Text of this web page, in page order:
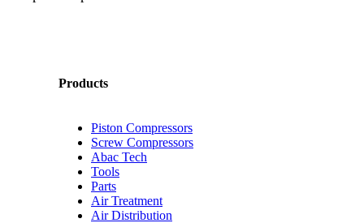
Products
Piston Compressors
Screw Compressors
Abac Tech
Tools
Parts
Air Treatment
Air Distribution